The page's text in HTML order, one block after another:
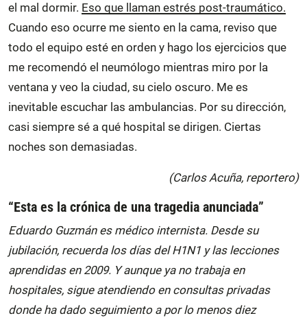
el mal dormir. Eso que llaman estrés post-traumático.
Cuando eso ocurre me siento en la cama, reviso que
todo el equipo esté en orden y hago los ejercicios que
me recomendó el neumólogo mientras miro por la
ventana y veo la ciudad, su cielo oscuro. Me es
inevitable escuchar las ambulancias. Por su dirección,
casi siempre sé a qué hospital se dirigen. Ciertas
noches son demasiadas.
(Carlos Acuña, reportero)
“Esta es la crónica de una tragedia anunciada”
Eduardo Guzmán es médico internista. Desde su
jubilación, recuerda los días del H1N1 y las lecciones
aprendidas en 2009. Y aunque ya no trabaja en
hospitales, sigue atendiendo en consultas privadas
donde ha dado seguimiento a por lo menos diez